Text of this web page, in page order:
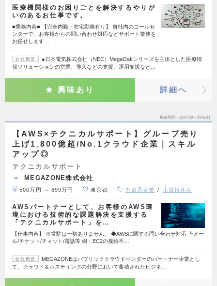
医療機関様のお困りごとを解決するやりが
いのあるお仕事です。
■業務内容■ 【完全内勤・在宅勤務有り】 自社内のコールセ
ンターで、お客様からの問い合わせ対応などサポート業務を
お任せします…
会社概要
●日本電気株式会社（NEC）MegaOakシリーズを主体とした医療情
報ソリューションの営業、導入などの支援、運用支援など…
興味あり 詳細へ
掲載期間 26/07/29～26/08/11
【AWS×テクニカルサポート】グループ売り
上げ1,800億超/No.1クラウド企業｜スキル
アップ◎
テクニカルサポート
MEGAZONE株式会社
500万円 ～ 699万円 東京都 外資系企業 土日祝休み
AWSパートナーとして、お客様のAWS環
境における技術的な課題解決を支援する
「テクニカルサポート」を…
【仕事内容】 ※常駐は一切ありません。 ◆AWSに関する問い合わせ対応 ┗メー
ル/チケット/チャット/電話等 例：EC2の接続不…
会社概要
MEGAZONEはパブリッククラウドベンダーのパートナー企業とし
て、クラウド＆ホスティングの分野において蓄積されたビジネ…